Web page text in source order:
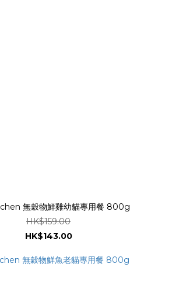
無穀物鮮雞幼貓專用餐 800g
HK$159.00
HK$143.00